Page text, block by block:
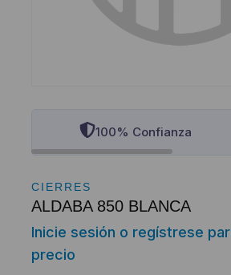
100% Confianza
CIERRES
ALDABA 850 BLANCA
Inicie sesión o regístrese
precio